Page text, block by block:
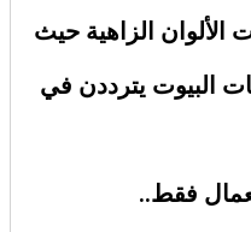
الزاهية حيث
البيوت يترددن في
فقط..